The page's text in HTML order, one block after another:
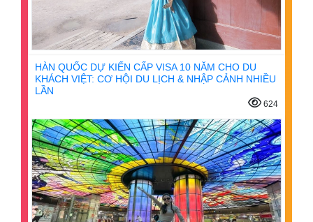
HÀN QUỐC DỰ KIẾN CẤP VISA 10 NĂM CHO DU
KHÁCH VIỆT: CƠ HỘI DU LỊCH & NHẬP CẢNH NHIỀU
LẦN
624